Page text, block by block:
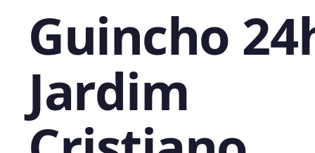
Guincho
Jardim